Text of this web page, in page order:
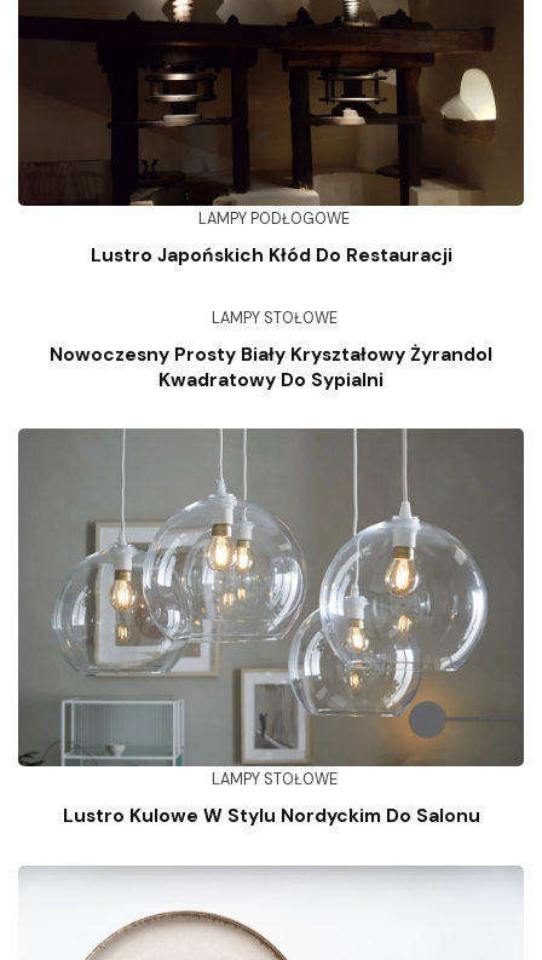
LAMPY PODŁOGOWE
Lustro Japońskich Kłód Do Restauracji
LAMPY STOŁOWE
Nowoczesny Prosty Biały Kryształowy Żyrandol
Kwadratowy Do Sypialni
LAMPY STOŁOWE
Lustro Kulowe W Stylu Nordyckim Do Salonu